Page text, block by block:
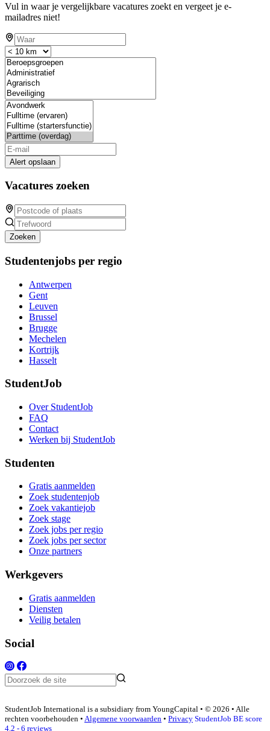
Vul in waar je vergelijkbare vacatures zoekt en vergeet je e-
mailadres niet!
Alert opslaan
Vacatures zoeken
Zoeken
Studentenjobs per regio
Antwerpen
Gent
Leuven
Brussel
Brugge
Mechelen
Kortrijk
Hasselt
StudentJob
Over StudentJob
FAQ
Contact
Werken bij StudentJob
Studenten
Gratis aanmelden
Zoek studentenjob
Zoek vakantiejob
Zoek stage
Zoek jobs per regio
Zoek jobs per sector
Onze partners
Werkgevers
Gratis aanmelden
Diensten
Veilig betalen
Social
StudentJob International is a subsidiary from YoungCapital • © 2026 • Alle
rechten voorbehouden • Algemene voorwaarden • Privacy StudentJob BE score
4.2 - 6 reviews